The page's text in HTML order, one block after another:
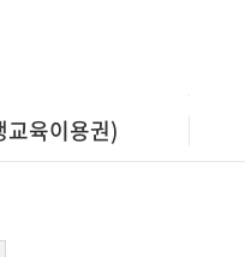
교육이용권)